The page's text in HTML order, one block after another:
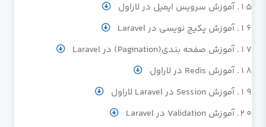
آموزش سرویس ایمیل در لاراول
آموزش پکیج نویسی در Laravel
آموزش صفحه بندی(Pagination) در Laravel
آموزش Redis در لاراول
آموزش Session در Laravel لاراول
آموزش Validation در Laravel